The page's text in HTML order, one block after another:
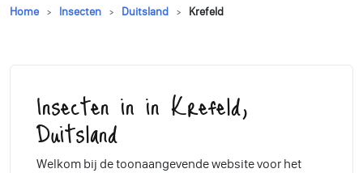
Home Insecten Duitsland Krefeld
Insecten in in Krefeld,
Duitsland
Welkom bij de toonaangevende website voor het